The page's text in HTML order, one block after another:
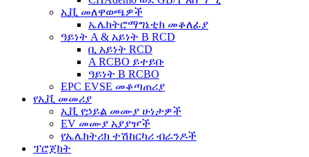
ኢቪ መለዋወጫዎች
ኤሌክትሮማግኔቲክ መቆለፊያ
ዓይነት A & አይነት B RCD
ቢ አይነት RCD
A RCBO ይተይቡ
ዓይነት B RCBO
EPC EVSE መቆጣጠሪያ
የኢቪ መመሪያ
ኢቪ የኃይል መሙያ ሁነታዎች
EV መሙያ አያያዦች
የኤሌክትሪክ ተሽከርካሪ ብራንዶች
ፕሮጀክት